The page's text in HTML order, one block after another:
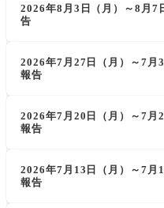
2026年8月3日（月）～8月7
告
2026年7月27日（月）～7月
報告
2026年7月20日（月）～7月
報告
2026年7月13日（月）～7月
報告